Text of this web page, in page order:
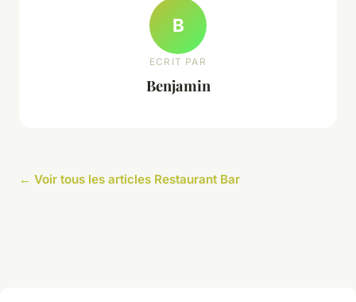
B
ECRIT PAR
Benjamin
← Voir tous les articles Restaurant Bar